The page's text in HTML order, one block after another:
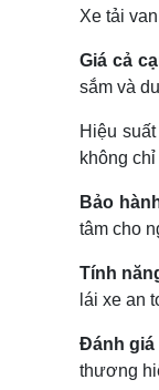
Xe tải
Giá cả
sắm và
Hiệu
không
Bảo
tâm cho
Tính
lái xe an
Đánh
thương